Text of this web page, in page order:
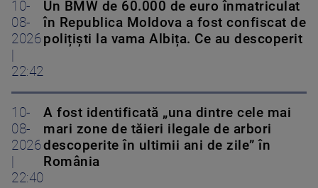
10-
08-
2026
22:42
Un BMW de 60.000 de euro înmatriculat
în Republica Moldova a fost confiscat de
polițiști la vama Albița. Ce au descoperit
10-
08-
2026
22:40
A fost identificată „una dintre cele mai
mari zone de tăieri ilegale de arbori
descoperite în ultimii ani de zile” în
România